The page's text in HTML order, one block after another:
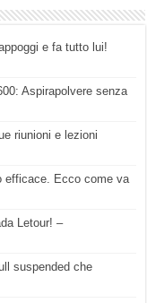
e fa tutto lui!
Aspirapolvere senza
riunioni e lezioni
efficace. Ecco come va
Letour! –
suspended che